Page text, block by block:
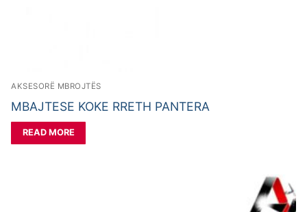
AKSESORË MBROJTËS
MBAJTESE KOKE RRETH PANTERA
READ MORE